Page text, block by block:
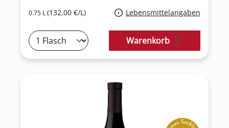
0.75 L(132,00 €/L) Lebensmittelangaben
Warenkorb